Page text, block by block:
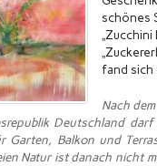
schönes
fand sich
Nach
Deutschland
Garten, Balkon und
Natur ist danach nicht